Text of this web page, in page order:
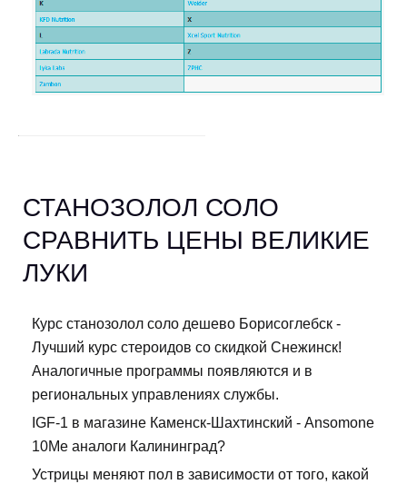
СТАНОЗОЛОЛ СОЛО
СРАВНИТЬ ЦЕНЫ ВЕЛИКИЕ
ЛУКИ
Курс станозолол соло дешево Борисоглебск -
Лучший курс стероидов со скидкой Снежинск!
Аналогичные программы появляются и в
региональных управлениях службы.
IGF-1 в магазине Каменск-Шахтинский - Ansomone
10Me аналоги Калининград?
Устрицы меняют пол в зависимости от того, какой